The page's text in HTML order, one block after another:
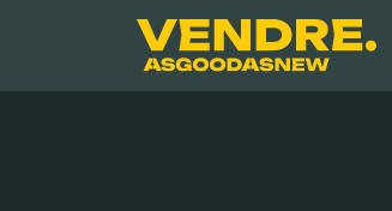
Contenu principal